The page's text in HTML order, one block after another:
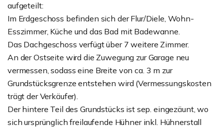
aufgeteilt:
Im Erdgeschoss befinden sich der Flur/Diele, Wohn-
Esszimmer, Küche und das Bad mit Badewanne.
Das Dachgeschoss verfügt über 7 weitere Zimmer.
An der Ostseite wird die Zuwegung zur Garage neu
vermessen, sodass eine Breite von ca. 3 m zur
Grundstücksgrenze entstehen wird (Vermessungskosten
trägt der Verkäufer).
Der hintere Teil des Grundstücks ist sep. eingezäunt, wo
sich ursprünglich freilaufende Hühner inkl. Hühnerstall